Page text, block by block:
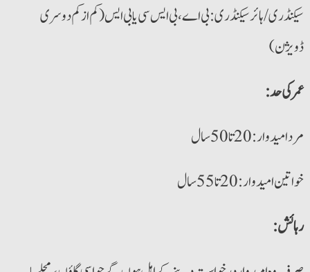
سیکنڈری / ہائر سیکنڈری: بی اے، بی ایس سی یا بی ایس (کم از کم دوسری
ڈویژن)
:عمر کی حد
مرد امیدوار: 20 تا 50 سال
خواتین امیدوار: 20 تا 55 سال
:رہائش